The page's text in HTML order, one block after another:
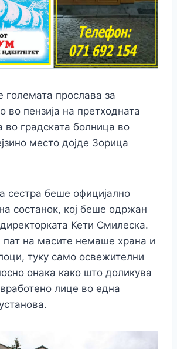
големата прослава за
во пензија на претходната
во градската болница во
место дојде Зорица
сестра беше официјално
состанок, кој беше одржан
Кети Смилеска.
пат на масите немаше храна и
туку само освежителни
онака како што доликува
лице во една